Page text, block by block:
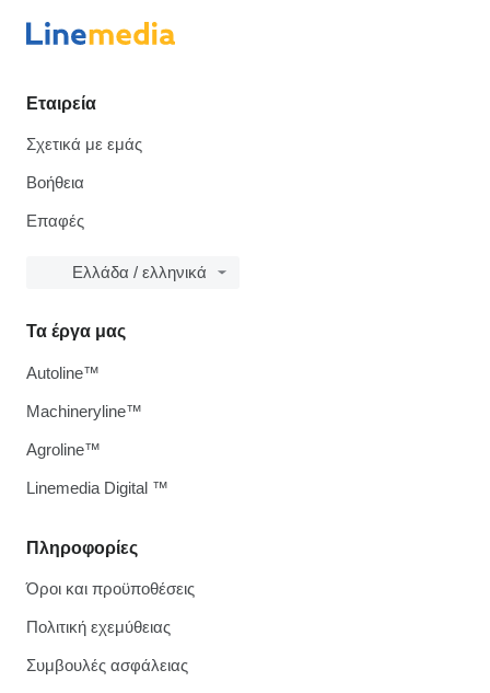
Εταιρεία
Σχετικά με εμάς
Βοήθεια
Επαφές
Ελλάδα / ελληνικά
Πληροφορίες
Όροι και προϋποθέσεις
Πολιτική εχεμύθειας
Συμβουλές ασφάλειας
Τα έργα μας
Autoline™
Machineryline™
Agroline™
Linemedia Digital ™